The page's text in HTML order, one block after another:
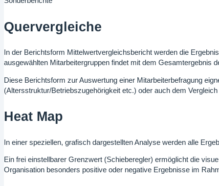
Quervergleiche
In der Berichtsform Mittelwertvergleichsbericht werden die
ausgewählten Mitarbeitergruppen findet mit dem Gesamtergebnis
Diese Berichtsform zur Auswertung einer Mitarbeiterbefragung
(Altersstruktur/Betriebszugehörigkeit etc.) oder auch dem
Heat Map
In einer speziellen, grafisch dargestellten Analyse werden alle
Ein frei einstellbarer Grenzwert (Schieberegler) ermöglicht die
Organisation besonders positive oder negative Ergebnisse im